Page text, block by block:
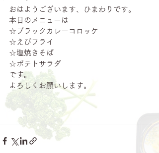
おはようございます、ひまわりです。
本日のメニューは
☆ブラックカレーコロッケ
☆えびフライ
☆塩焼きそば
☆ポテトサラダ
です。
よろしくお願いします。